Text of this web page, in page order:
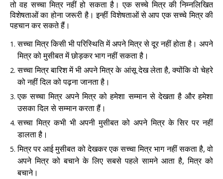
तो वह सच्चा मित्र नहीं हो सकता है। एक सच्चे मित्र की निम्नलिखित
विशेषताओं का होना जरूरी है। इन्हीं विशेषताओं से आप एक सच्चे मित्र की
पहचान कर सकते हैं।
सच्चा मित्र किसी भी परिस्थिति में अपने मित्र से दूर नहीं होता है। अपने
मित्र को मुसीबत में छोड़कर भाग नहीं सकता है।
सच्चा मित्र बारिश में भी अपने मित्र के आंसू देख लेता है, क्योंकि वो चेहरे
को नहीं दिल को पढ़ना जानता है।
एक सच्चा मित्र अपने मित्र को हमेशा सम्मान से देखता है और हमेशा
उसका दिल से सम्मान करता हैं।
सच्चा मित्र कभी भी अपनी मुसीबत को अपने मित्र के सिर पर नहीं
डालता है।
मित्र पर आई मुसीबत को देखकर एक सच्चा मित्र भाग नहीं सकता है, वो
अपने मित्र को बचाने के लिए सबसे पहले सामने आता है, मित्र को
बचाने।